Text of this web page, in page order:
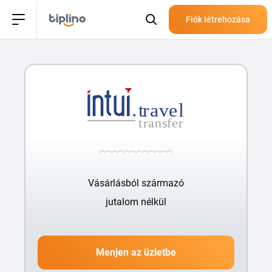
Fiók létrehozása
Vásárlásból származó
jutalom nélkül
Menjen az üzletbe